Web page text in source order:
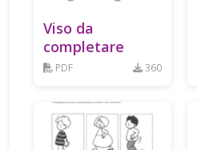
Viso da
completare
PDF 360